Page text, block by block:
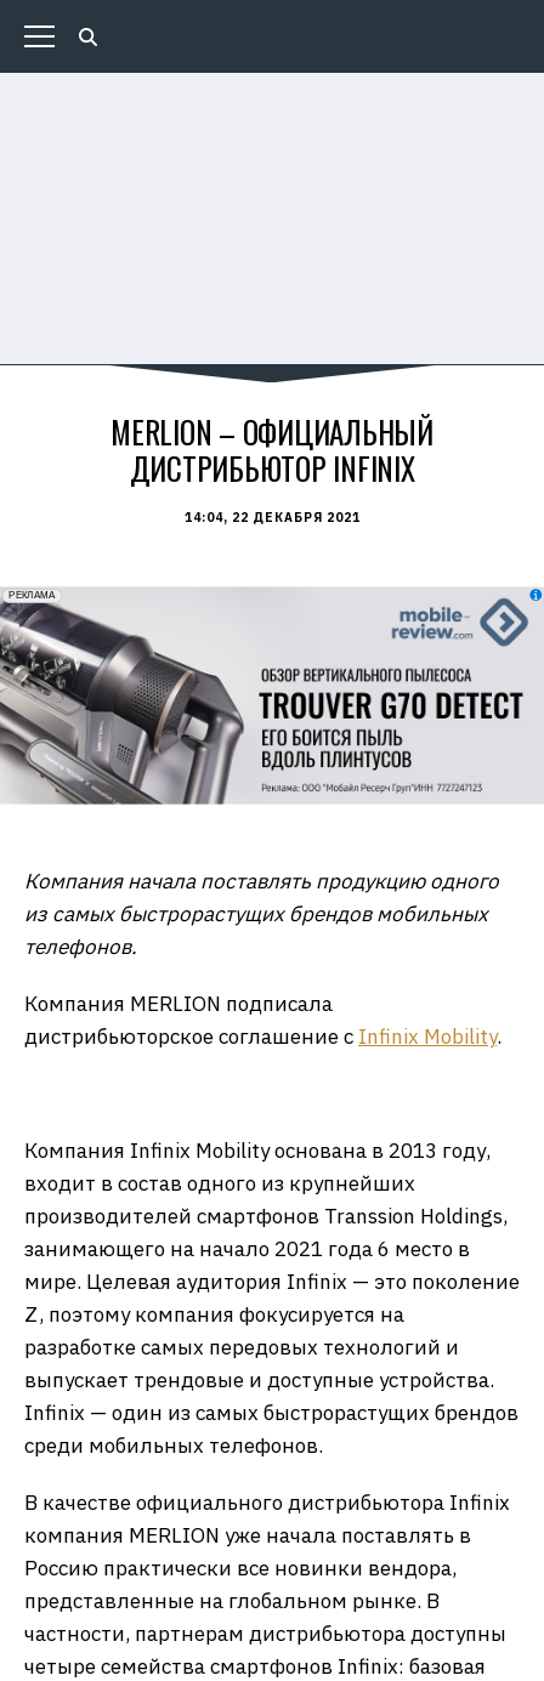
MERLION – ОФИЦИАЛЬНЫЙ
ДИСТРИБЬЮТОР INFINIX
14:04, 22 ДЕКАБРЯ 2021
erid: 2VfnxxmNzs5
РЕКЛАМА
Компания начала поставлять продукцию одного
из самых быстрорастущих брендов мобильных
телефонов.
Компания MERLION подписала
дистрибьюторское соглашение с Infinix Mobility.
Компания Infinix Mobility основана в 2013 году,
входит в состав одного из крупнейших
производителей смартфонов Transsion Holdings,
занимающего на начало 2021 года 6 место в
мире. Целевая аудитория Infinix — это поколение
Z, поэтому компания фокусируется на
разработке самых передовых технологий и
выпускает трендовые и доступные устройства.
Infinix — один из самых быстрорастущих брендов
среди мобильных телефонов.
В качестве официального дистрибьютора Infinix
компания MERLION уже начала поставлять в
Россию практически все новинки вендора,
представленные на глобальном рынке. В
частности, партнерам дистрибьютора доступны
четыре семейства смартфонов Infinix: базовая